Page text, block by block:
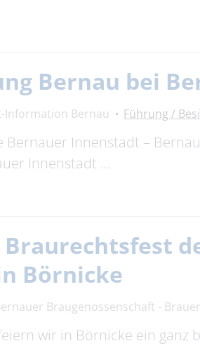
Bernau bei
Information Bernau Führung /
Innenstadt –
Innenstadt …
- Braurechtsfest
Börnicke
Braugenossenschaft -
wir in Börnicke ein ganz